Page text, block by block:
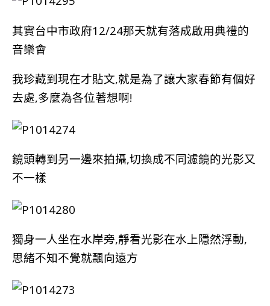
其實台中市政府12/24那天就有落成啟用典禮的
音樂會
我珍藏到現在才貼文,就是為了讓大家春節有個好
去處,多麼為各位著想啊!
鏡頭轉到另一邊來拍攝,切換成不同濾鏡的光影又
不一樣
獨身一人坐在水岸旁,靜看光影在水上隱然浮動,
思緒不知不覺就飄向遠方